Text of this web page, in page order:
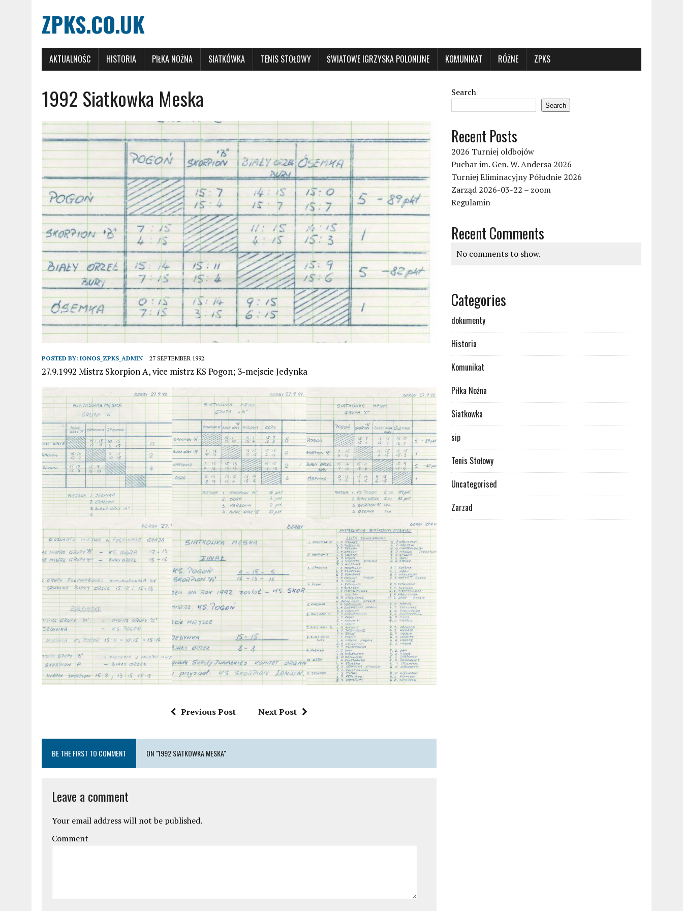
ZPKS.CO.UK
AKTUALNOŚC HISTORIA PIŁKA NOŻNA SIATKÓWKA TENIS STOŁOWY ŚWIATOWE IGRZYSKA POLONIJNE KOMUNIKAT RÓŻNE ZPKS
1992 Siatkowka Meska
POSTED BY: IONOS_ZPKS_ADMIN 27 SEPTEMBER 1992
27.9.1992 Mistrz Skorpion A, vice mistrz KS Pogon; 3-mejscie Jedynka
Previous Post Next Post
BE THE FIRST TO COMMENT ON "1992 SIATKOWKA MESKA"
Leave a comment
Your email address will not be published.
Comment
Search
Search
Recent Posts
2026 Turniej oldbojów
Puchar im. Gen. W. Andersa 2026
Turniej Eliminacyjny Półudnie 2026
Zarząd 2026-03-22 – zoom
Regulamin
Recent Comments
No comments to show.
Categories
dokumenty
Historia
Komunikat
Piłka Nożna
Siatkowka
sip
Tenis Stołowy
Uncategorised
Zarzad